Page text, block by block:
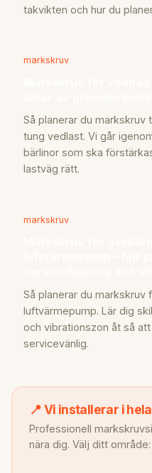
takvikten och hur du
markskruv
Så planerar du markskruv
tung vedlast. Vi går
bärlinor som ska
lastväg rätt.
markskruv
Så planerar du markskruv
luftvärmepump. Lär dig
och vibrationszon åt så
servicevänlig.
📍 Vi installerar i
Professionell
nära dig. Välj ditt område: